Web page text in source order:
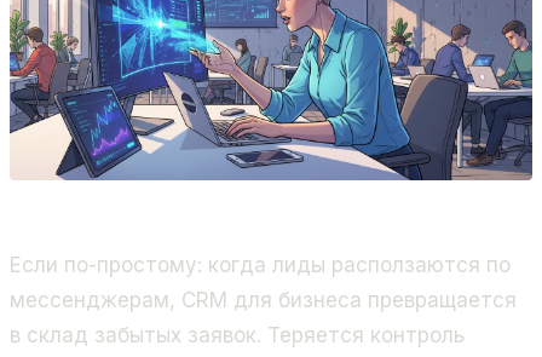
Если по-простому: когда лиды расползаются по
мессенджерам, CRM для бизнеса превращается
в склад забытых заявок. Теряется контроль